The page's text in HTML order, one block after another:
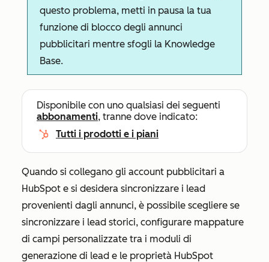
questo problema, metti in pausa la tua
funzione di blocco degli annunci
pubblicitari mentre sfogli la Knowledge
Base.
Disponibile con uno qualsiasi dei seguenti
abbonamenti, tranne dove indicato:
Tutti i prodotti e i piani
Quando si collegano gli account pubblicitari a
HubSpot e si desidera sincronizzare i lead
provenienti dagli annunci, è possibile scegliere se
sincronizzare i lead storici, configurare mappature
di campi personalizzate tra i moduli di
generazione di lead e le proprietà HubSpot